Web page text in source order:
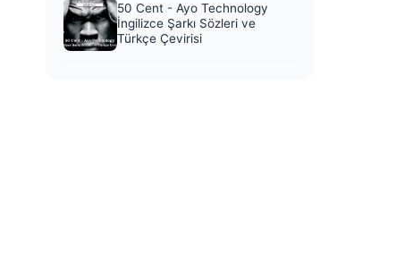
50 Cent - Ayo Technology
İngilizce Şarkı Sözleri ve
Türkçe Çevirisi